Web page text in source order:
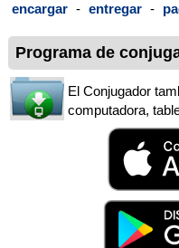
encargar - entregar -
Programa de
El Conjugador
computadora,